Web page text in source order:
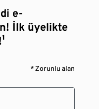
e-
İlk üyelikte
* Zorunlu alan